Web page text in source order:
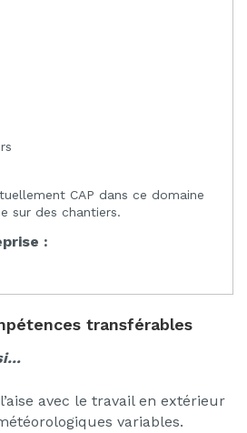
CAP dans ce domaine
sur des chantiers.
:
transférables
avec le travail en extérieur
variables.